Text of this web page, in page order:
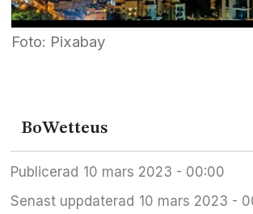
Foto: Pixabay
BoWetteus
Publicerad
10 mars 2023 - 00:00
Senast uppdaterad
10 mars 2023 -